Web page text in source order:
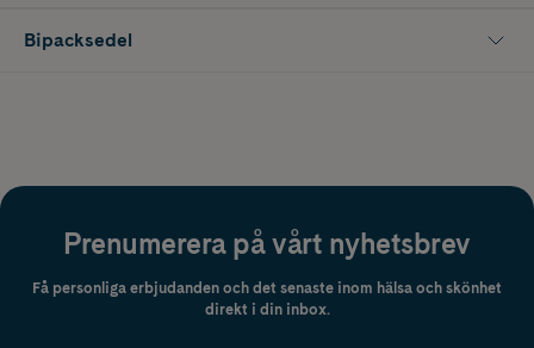
Bipacksedel
Prenumerera på vårt nyhetsbrev
Få personliga erbjudanden och det senaste inom hälsa och skönhet
direkt i din inbox.